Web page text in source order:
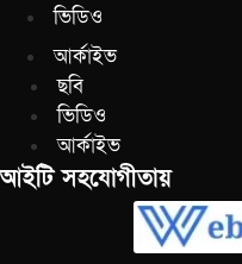
ভিডিও
আর্কাইভ
ছবি
ভিডিও
আর্কাইভ
আইটি সহযোগীতায়